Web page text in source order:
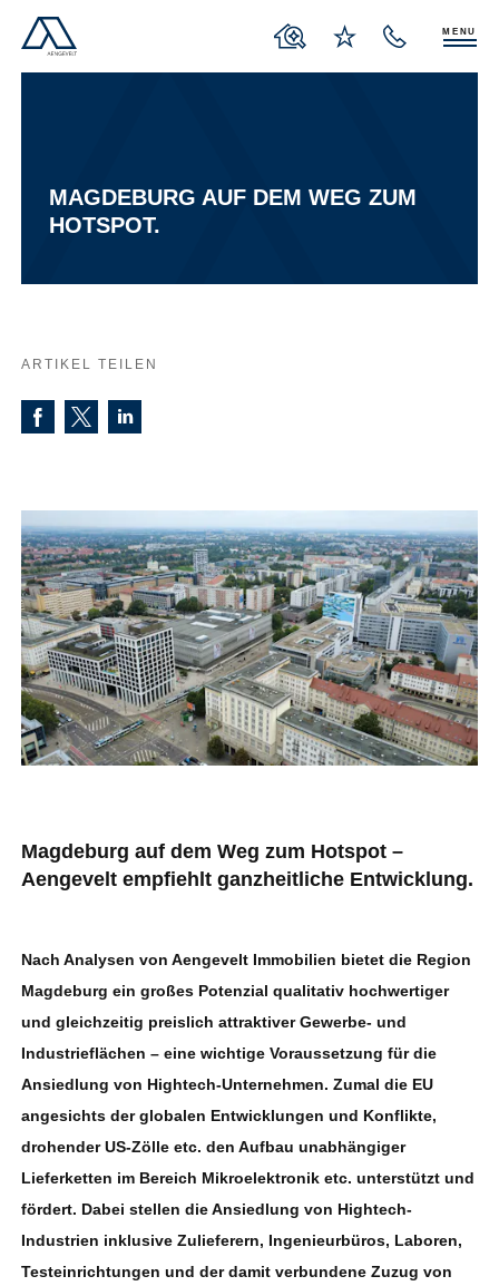
MENU
MAGDEBURG AUF DEM WEG ZUM
HOTSPOT.
ARTIKEL TEILEN
Magdeburg auf dem Weg zum Hotspot –
Aengevelt empfiehlt ganzheitliche Entwicklung.
Nach Analysen von Aengevelt Immobilien bietet die Region
Magdeburg ein großes Potenzial qualitativ hochwertiger
und gleichzeitig preislich attraktiver Gewerbe- und
Industrieflächen – eine wichtige Voraussetzung für die
Ansiedlung von Hightech-Unternehmen. Zumal die EU
angesichts der globalen Entwicklungen und Konflikte,
drohender US-Zölle etc. den Aufbau unabhängiger
Lieferketten im Bereich Mikroelektronik etc. unterstützt und
fördert. Dabei stellen die Ansiedlung von Hightech-
Industrien inklusive Zulieferern, Ingenieurbüros, Laboren,
Testeinrichtungen und der damit verbundene Zuzug von